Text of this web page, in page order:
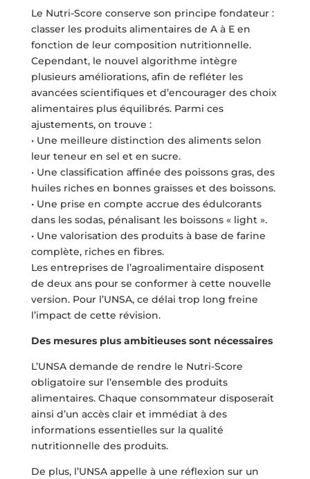
Le Nutri-Score conserve son principe fondateur :
classer les produits alimentaires de A à E en
fonction de leur composition nutritionnelle.
Cependant, le nouvel algorithme intègre
plusieurs améliorations, afin de refléter les
avancées scientifiques et d’encourager des choix
alimentaires plus équilibrés. Parmi ces
ajustements, on trouve :
• Une meilleure distinction des aliments selon
leur teneur en sel et en sucre.
• Une classification affinée des poissons gras, des
huiles riches en bonnes graisses et des boissons.
• Une prise en compte accrue des édulcorants
dans les sodas, pénalisant les boissons « light ».
• Une valorisation des produits à base de farine
complète, riches en fibres.
Les entreprises de l’agroalimentaire disposent
de deux ans pour se conformer à cette nouvelle
version. Pour l’UNSA, ce délai trop long freine
l’impact de cette révision.
Des mesures plus ambitieuses sont nécessaires
L’UNSA demande de rendre le Nutri-Score
obligatoire sur l’ensemble des produits
alimentaires. Chaque consommateur disposerait
ainsi d’un accès clair et immédiat à des
informations essentielles sur la qualité
nutritionnelle des produits.
De plus, l’UNSA appelle à une réflexion sur un